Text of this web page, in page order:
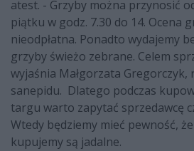
atest. - Grzyby można przynosić
piątku w godz. 7.30 do 14. Ocena
nieodpłatna. Ponadto wydajemy
grzyby świeżo zebrane. Celem
wyjaśnia Małgorzata
sanepidu. Dlatego podczas
targu warto zapytać sprzedawcę
Wtedy będziemy mieć pewność,
kupujemy są jadalne.